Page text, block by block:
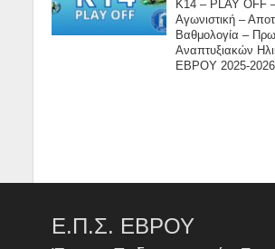
Κ14 – PLAY OFF
Αγωνιστική –
Βαθμολογία –
Αναπτυξιακών
ΕΒΡΟΥ 2025-2026
Ε.Π.Σ. ΕΒΡΟΥ